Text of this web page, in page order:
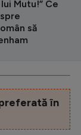
Mutu!” Ce
să
în